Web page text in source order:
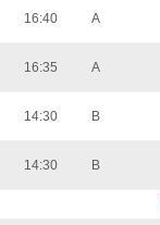
16:40 A
16:35 A
14:30 B
14:30 B